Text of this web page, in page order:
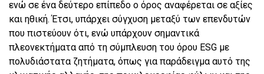
ενώ σε ένα δεύτερο επίπεδο ο όρος αναφέρεται σε αξίες
και ηθική. Έτσι, υπάρχει σύγχυση μεταξύ των επενδυτών
που πιστεύουν ότι, ενώ υπάρχουν σημαντικά
πλεονεκτήματα από τη σύμπλευση του όρου ESG με
πολυδιάστατα ζητήματα, όπως για παράδειγμα αυτό της